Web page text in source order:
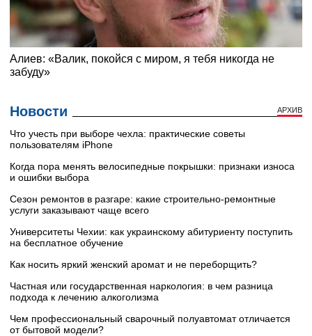
Новости АРХИВ
Что учесть при выборе чехла: практические советы
пользователям iPhone
Когда пора менять велосипедные покрышки: признаки износа
и ошибки выбора
Сезон ремонтов в разгаре: какие строительно-ремонтные
услуги заказывают чаще всего
Университеты Чехии: как украинскому абитуриенту поступить
на бесплатное обучение
Как носить яркий женский аромат и не переборщить?
Частная или государственная наркология: в чем разница
подхода к лечению алкоголизма
Чем профессиональный сварочный полуавтомат отличается
от бытовой модели?